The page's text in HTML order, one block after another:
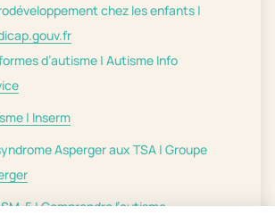
chez les enfants |
d’autisme | Autisme Info
| Inserm
Asperger aux TSA | Groupe
5 | Comprendre l’autisme